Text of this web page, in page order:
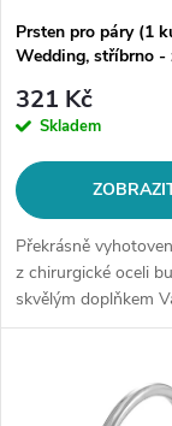
r
o
d
u
k
p
r
o
d
u
k
Prsten pro páry (1
Wedding, stříbrno -
321 Kč
Skladem
Překrásně
z chirurgické oceli
skvělým doplňkem
šperků. Materiál:
prstenu: 4mmŠířka